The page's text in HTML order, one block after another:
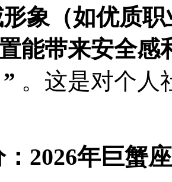
象（如优质
能带来安全感
。这是对个人
2026年巨蟹